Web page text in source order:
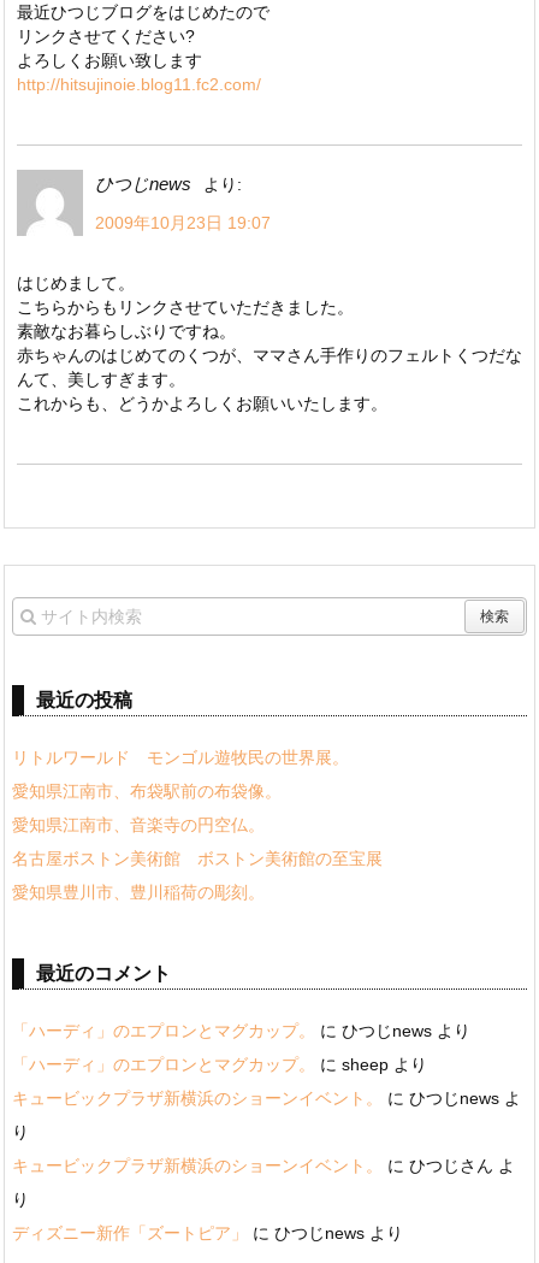
最近ひつじブログをはじめたので
リンクさせてください?
よろしくお願い致します
http://hitsujinoie.blog11.fc2.com/
ひつじnews
より:
2009年10月23日 19:07
はじめまして。
こちらからもリンクさせていただきました。
素敵なお暮らしぶりですね。
赤ちゃんのはじめてのくつが、ママさん手作りのフェルトくつだな
んて、美しすぎます。
これからも、どうかよろしくお願いいたします。
最近の投稿
リトルワールド モンゴル遊牧民の世界展。
愛知県江南市、布袋駅前の布袋像。
愛知県江南市、音楽寺の円空仏。
名古屋ボストン美術館 ボストン美術館の至宝展
愛知県豊川市、豊川稲荷の彫刻。
最近のコメント
「ハーディ」のエプロンとマグカップ。 に ひつじnews より
「ハーディ」のエプロンとマグカップ。
に sheep より
キュービックプラザ新横浜のショーンイベント。
に ひつじnews よ
り
キュービックプラザ新横浜のショーンイベント。
に ひつじさん よ
り
ディズニー新作「ズートピア」
に ひつじnews より